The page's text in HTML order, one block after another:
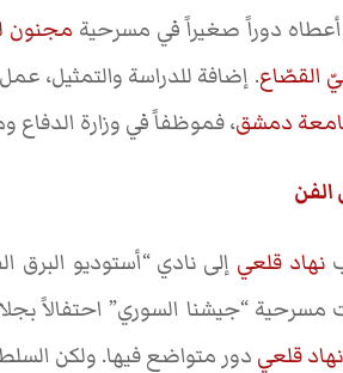
دوراً صغيراً في مسرحية مجنون
القصّاع. إضافة للدراسة والتمثيل،
دمشق، فموظفاً في وزارة
نهاد قلعي إلى نادي “أستوديو البرق
“جيشنا السوري” احتفالاً
نهاد قلعي دور متواضع فيها. ولكن